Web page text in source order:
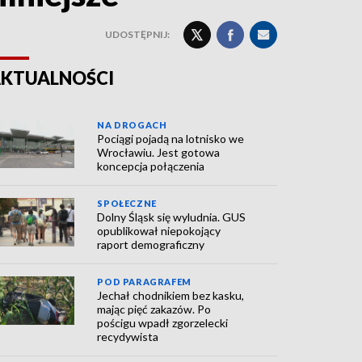
UDOSTĘPNIJ:
NA DROGACH
Pociągi pojadą na lotnisko we
Wrocławiu. Jest gotowa
koncepcja połączenia
SPOŁECZNE
Dolny Śląsk się wyludnia. GUS
opublikował niepokojący
raport demograficzny
POD PARAGRAFEM
Jechał chodnikiem bez kasku,
mając pięć zakazów. Po
pościgu wpadł zgorzelecki
recydywista